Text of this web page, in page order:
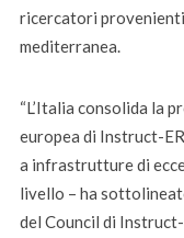
ricercatori provenienti
mediterranea.
“L’Italia consolida la
europea di Instruct-
a infrastrutture di
livello – ha
del Council di